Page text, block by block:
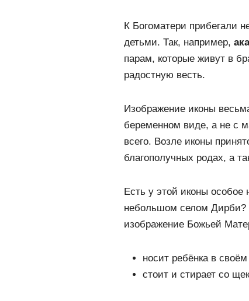
К Богоматери прибегали
детьми. Так, например,
парам, которые живут в
радостную весть.
Изображение иконы
беременном виде, а не с
всего. Возле иконы
благополучных родах, а
Есть у этой иконы особое
небольшом селом Дирби?
изображение Божьей
носит ребёнка в
стоит и стирает со